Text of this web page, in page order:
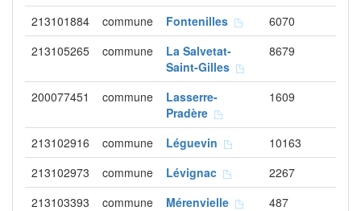
213101884 commune Fontenilles
6070
213105265
commune
La Salvetat-
Saint-Gilles
8679
200077451 commune
Lasserre-
Pradère
1609
213102916 commune Léguevin
10163
213102973
commune Lévignac
2267
213103393
commune Mérenvielle
487